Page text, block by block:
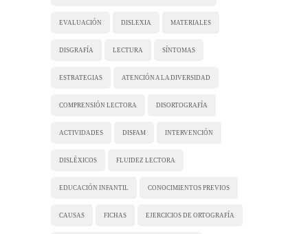
EVALUACIÓN DISLEXIA MATERIALES
DISGRAFÍA LECTURA SÍNTOMAS
ESTRATEGIAS ATENCIÓN A LA DIVERSIDAD
COMPRENSIÓN LECTORA DISORTOGRAFÍA
ACTIVIDADES DISFAM INTERVENCIÓN
DISLÉXICOS FLUIDEZ LECTORA
EDUCACIÓN INFANTIL CONOCIMIENTOS PREVIOS
CAUSAS FICHAS EJERCICIOS DE ORTOGRAFÍA